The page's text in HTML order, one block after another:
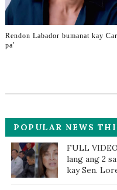
Rendon Labador bumanat kay
pa'
POPULAR NEWS
WEEK
FULL
lang ang 2
kay Sen.